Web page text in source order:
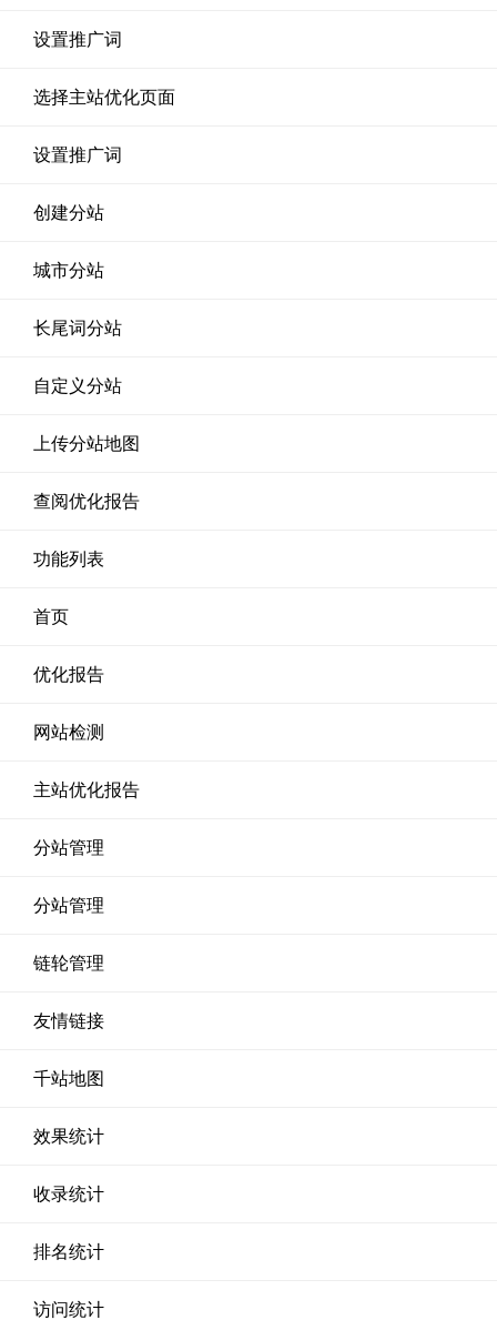
设置推广词
选择主站优化页面
设置推广词
创建分站
城市分站
长尾词分站
自定义分站
上传分站地图
查阅优化报告
功能列表
首页
优化报告
网站检测
主站优化报告
分站管理
分站管理
链轮管理
友情链接
千站地图
效果统计
收录统计
排名统计
访问统计